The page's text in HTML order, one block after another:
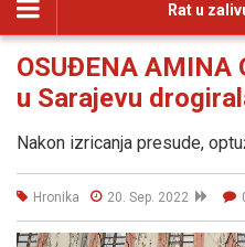
Rat u
OSUĐENA AMINA
u Sarajevu
Nakon izricanja presude,
Hronika 20. Sep. 2022